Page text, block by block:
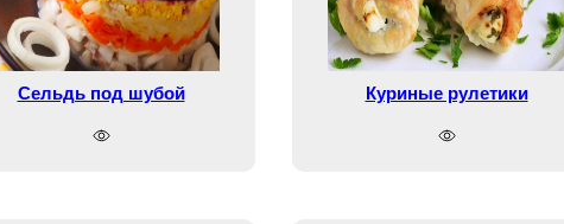
Сельдь под шубой Куриные рулетики